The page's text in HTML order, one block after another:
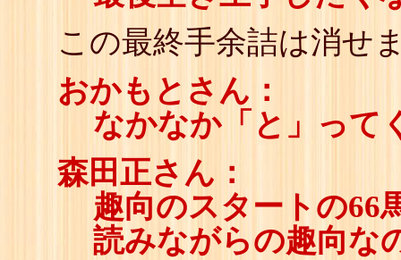
この最終手余詰は消せ
おかもとさん：
なかなか「と」って
森田正さん：
趣向のスタートの66
読みながらの趣向な